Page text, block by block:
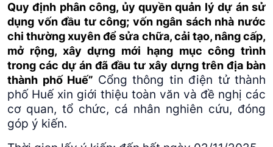
Quy định phân công, ủy quyền quản lý dự án sử
dụng vốn đầu tư công; vốn ngân sách nhà nước
chi thường xuyên để sửa chữa, cải tạo, nâng cấp,
mở rộng, xây dựng mới hạng mục công trình
trong các dự án đã đầu tư xây dựng trên địa bàn
thành phố Huế” Cổng thông tin điện tử thành
phố Huế xin giới thiệu toàn văn và đề nghị các
cơ quan, tổ chức, cá nhân nghiên cứu, đóng
góp ý kiến.